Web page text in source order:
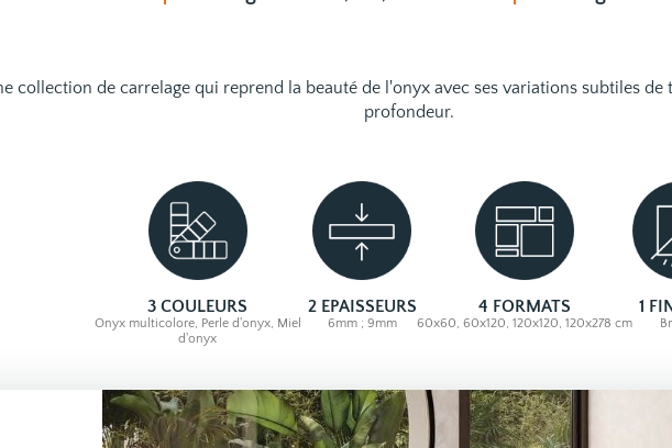
collection de carrelage qui reprend la beauté de l'onyx avec ses variations subtiles
profondeur.
3 COULEURS
Onyx multicolore, Perle d'onyx, Miel
d'onyx
2 EPAISSEURS
6mm ; 9mm
4 FORMATS
60x60, 60x120, 120x120, 120x278 cm
1